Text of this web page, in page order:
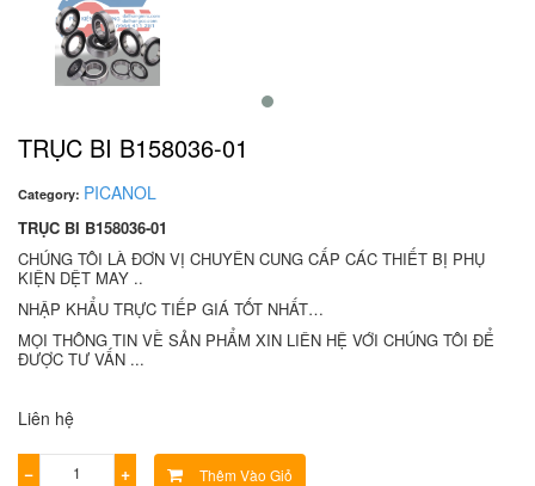
TRỤC BI B158036-01
Category: PICANOL
TRỤC BI B158036-01
CHÚNG TÔI LÀ ĐƠN VỊ CHUYÊN CUNG CẤP CÁC THIẾT BỊ PHỤ
KIỆN DỆT MAY ..
NHẬP KHẨU TRỰC TIẾP GIÁ TỐT NHẤT…
MỌI THÔNG TIN VỀ SẢN PHẨM XIN LIÊN HỆ VỚI CHÚNG TÔI ĐỂ
ĐƯỢC TƯ VẤN ...
Liên hệ
− + Thêm Vào Giỏ